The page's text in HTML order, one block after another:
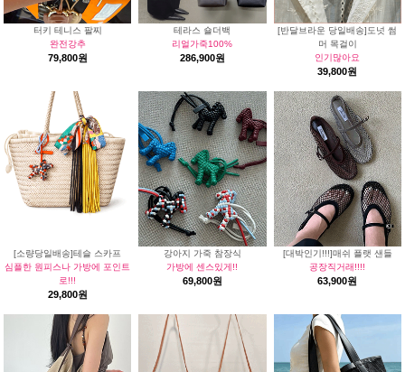
터키 테니스 팔찌
완전강추
79,800원
테라스 숄더백
리얼가죽100%
286,900원
[반달브라운 당일배송]도넛 썸
머 목걸이
인기많아요
39,800원
[소량당일배송]테슬 스카프
심플한 원피스나 가방에 포인트
로!!!
29,800원
강아지 가죽 참장식
가방에 센스있게!!
69,800원
[대박인기!!!]매쉬 플랫 샌들
공장직거래!!!!
63,900원